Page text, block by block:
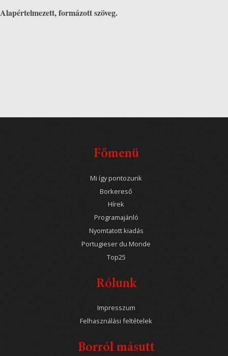
Alapértelmezett, formázott szöveg.
Főmenü
Mi így pontozunk
Borkereső
Hírek
Programajánló
Nyomtatott kiadás
Portugieser du Monde
Top25
Rólunk
Impresszum
Felhasználási feltételek
Borról másutt